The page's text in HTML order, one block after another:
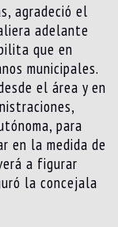
agradeció el
adelante
que en
municipales.
el área y en
para
en la medida de
a figurar
la concejala